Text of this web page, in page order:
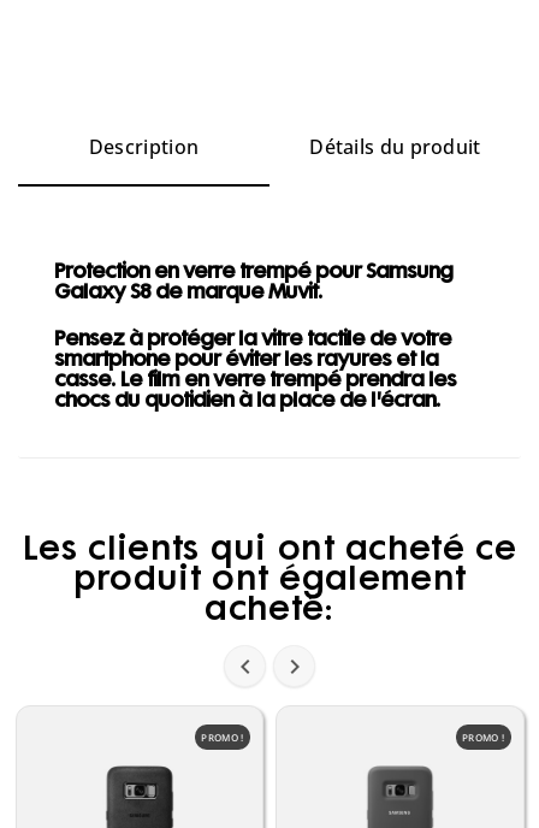
Description Détails du produit
Protection en verre trempé pour Samsung
Galaxy S8 de marque Muvit.
Pensez à protéger la vitre tactile de votre
smartphone pour éviter les rayures et la
casse. Le film en verre trempé prendra les
chocs du quotidien à la place de l'écran.
Les clients qui ont acheté ce
produit ont également
acheté:
 
PROMO ! PROMO !